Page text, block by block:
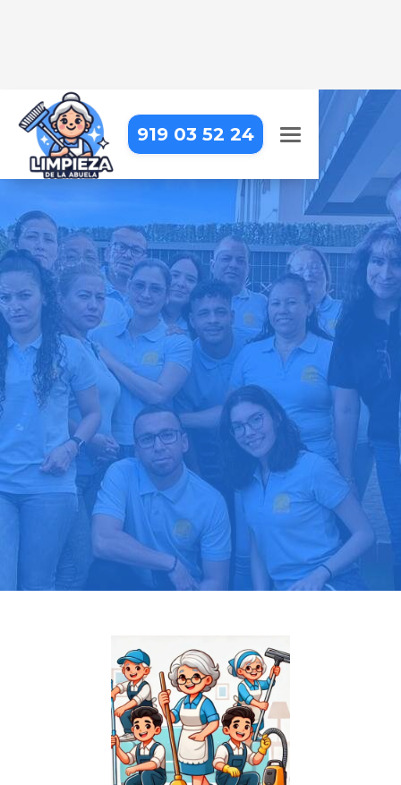
919 03 52 24
EMPRESA DE LIMPIEZA EN
COLLADO VILLALBA
Llevamos la limpieza profesional
hasta tu puerta, para que puedas
centrarte en lo que realmente
importa
Pide tu presupuesto gratis
Llama hoy: 919 03 52 24
Más de 1000 clientes confían en nosotros
⭐⭐⭐⭐⭐